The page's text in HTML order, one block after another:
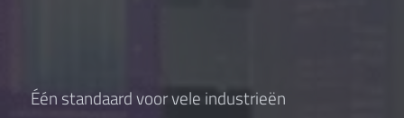
Één standaard voor vele industrieën